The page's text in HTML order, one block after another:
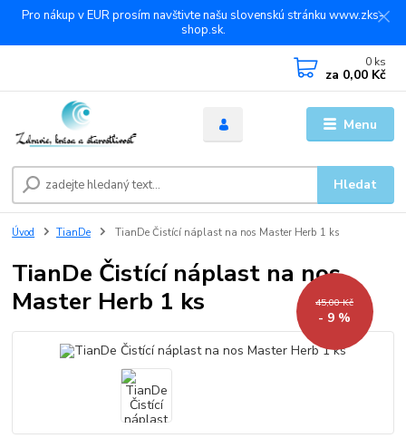
Pro nákup v EUR prosím navštivte našu slovenskú stránku www.zks-
shop.sk.
Menu
Hledat
0 ks
za 0,00 Kč
Úvod TianDe TianDe Čistící náplast na nos Master Herb 1 ks
TianDe Čistící náplast na nos
Master Herb 1 ks
45,00 Kč
- 9 %